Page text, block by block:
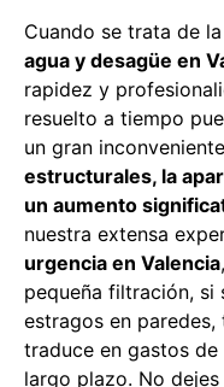
Cuando se trata de la
agua y desagüe en
rapidez y
resuelto a tiempo
un gran
estructurales, la
un aumento
nuestra extensa
urgencia en Valencia
pequeña filtración, si
estragos en
traduce en gastos
largo plazo. No